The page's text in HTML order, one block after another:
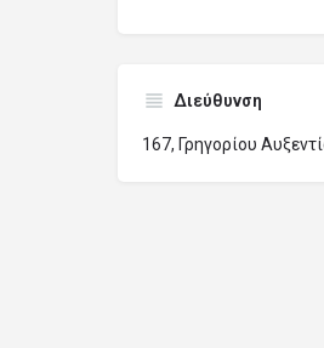
Διεύθυνση
167, Γρηγορίου